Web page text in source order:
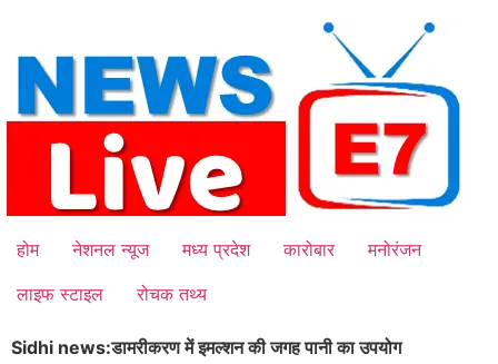
content
होम नेशनल न्यूज मध्य प्रदेश कारोबार
मनोरंजन
लाइफ स्टाइल
रोचक तथ्य
Sidhi news:डामरीकरण में इमल्शन की जगह पानी का उपयोग